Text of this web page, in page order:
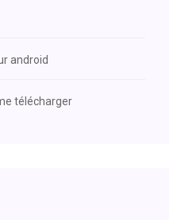
android
télécharger